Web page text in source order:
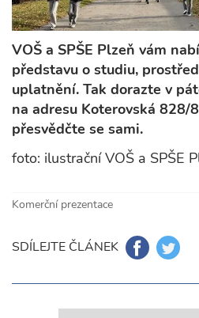
VOŠ a SPŠE Plzeň vám
představu o studiu,
uplatnění. Tak dorazte v
na adresu Koterovská 828/
přesvědčte se sami.
foto: ilustrační VOŠ a SPŠE
Komerční prezentace
SDÍLEJTE ČLÁNEK